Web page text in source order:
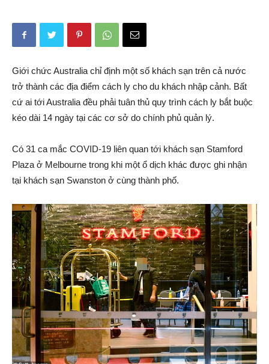
Giới chức Australia chỉ định một số khách sạn trên cả nước
trở thành các địa điểm cách ly cho du khách nhập cảnh. Bất
cứ ai tới Australia đều phải tuân thủ quy trình cách ly bắt buộc
kéo dài 14 ngày tại các cơ sở do chính phủ quản lý.
Có 31 ca mắc COVID-19 liên quan tới khách sạn Stamford
Plaza ở Melbourne trong khi một ổ dịch khác được ghi nhận
tại khách sạn Swanston ở cùng thành phố.